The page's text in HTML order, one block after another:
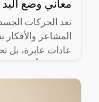
معاني وضع
تعد الحركات
المشاعر
عادات عابرة، بل